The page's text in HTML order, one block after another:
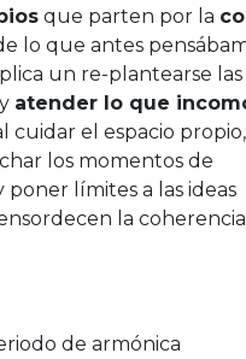
que parten por la
lo que antes
un re-plantearse
atender lo que
cuidar el espacio propio,
los momentos de
límites a las ideas
la
de armónica